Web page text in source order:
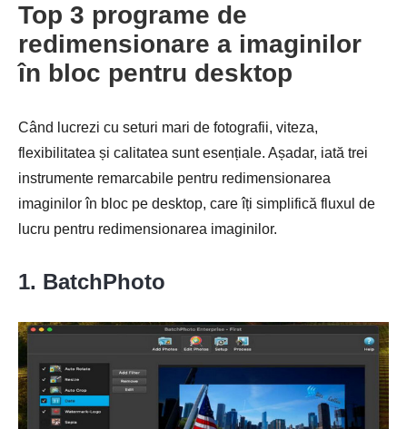
Top 3 programe de
redimensionare a imaginilor
în bloc pentru desktop
Când lucrezi cu seturi mari de fotografii, viteza,
flexibilitatea și calitatea sunt esențiale. Așadar, iată trei
instrumente remarcabile pentru redimensionarea
imaginilor în bloc pe desktop, care îți simplifică fluxul de
lucru pentru redimensionarea imaginilor.
1. BatchPhoto